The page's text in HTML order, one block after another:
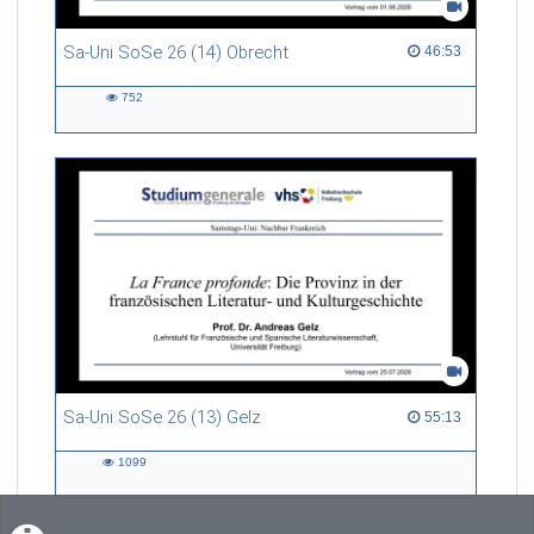
Sa-Uni SoSe 26 (14) Obrecht 46:53
46:53 duration
752
Sa-Uni SoSe 26 (13) Gelz 55:13
55:13 duration
1099